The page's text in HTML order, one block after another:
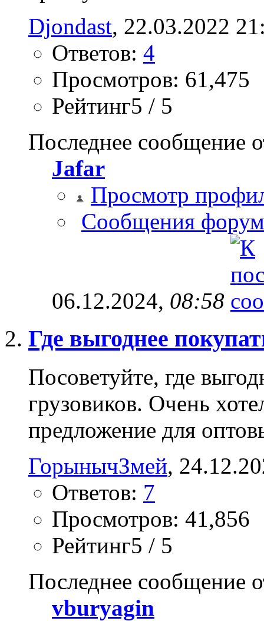
Djondast‎, 22.03.2022
Ответов: 4
Просмотров: 61,475
Рейтинг5 / 5
Последнее сообщение
Jafar
Просмотр
Сообщения
06.12.2024, 08:58
Где выгоднее
Посоветуйте, где
грузовиков. Очень
предложение для
ГорынычЗмей‎,
Ответов: 7
Просмотров: 41,856
Рейтинг5 / 5
Последнее сообщение
vburyagin